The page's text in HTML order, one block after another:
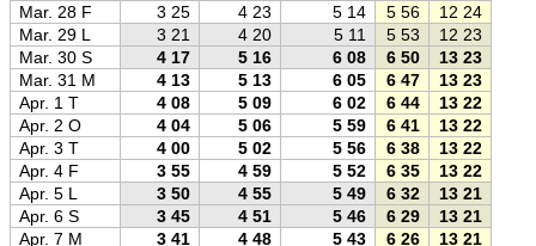
Mar. 28 F
3 25 4 23 5 14 5 56 12 24
Mar. 29 L
3 21 4 20 5 11 5 53 12 23
Mar. 30 S
4 17 5 16 6 08 6 50 13 23
Mar. 31 M
4 13 5 13 6 05 6 47 13 23
Apr. 1 T
4 08 5 09 6 02 6 44 13 22
Apr. 2 O
4 04 5 06 5 59 6 41 13 22
Apr. 3 T
4 00 5 02 5 56 6 38 13 22
Apr. 4 F
3 55 4 59 5 52 6 35 13 22
Apr. 5 L
3 50 4 55 5 49 6 32 13 21
Apr. 6 S
3 45 4 51 5 46 6 29 13 21
Apr. 7 M
3 41 4 48 5 43 6 26 13 21